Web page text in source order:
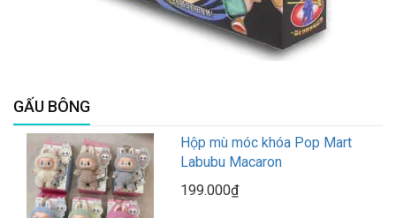
GẤU BÔNG
Hộp mù móc khóa Pop Mart
Labubu Macaron
199.000₫